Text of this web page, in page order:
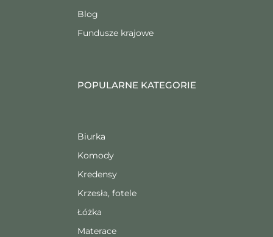
Blog
Fundusze krajowe
POPULARNE KATEGORIE
Biurka
Komody
Kredensy
Krzesła, fotele
Łóżka
Materace